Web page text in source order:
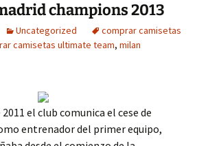
champions 2013
Uncategorized
comprar camisetas
camisetas ultimate team, milan
el club comunica el cese de
entrenador del primer equipo,